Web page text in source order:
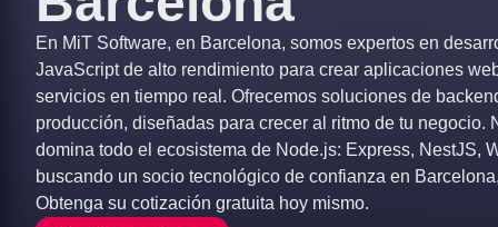
En MiT Software, en Barcelona, somos expertos en
JavaScript de alto rendimiento para crear aplicaciones
servicios en tiempo real. Ofrecemos soluciones de
producción, diseñadas para crecer al ritmo de tu negocio.
domina todo el ecosistema de Node.js: Express, NestJS,
buscando un socio tecnológico de confianza en
Obtenga su cotización gratuita hoy mismo.